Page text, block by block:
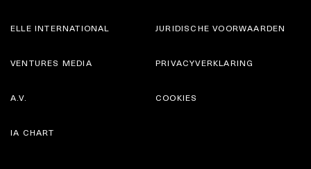
ELLE INTERNATIONAL
VENTURES MEDIA
JURIDISCHE VOORWAARDEN
PRIVACYVERKLARING
A.V.
IA CHART
COOKIES